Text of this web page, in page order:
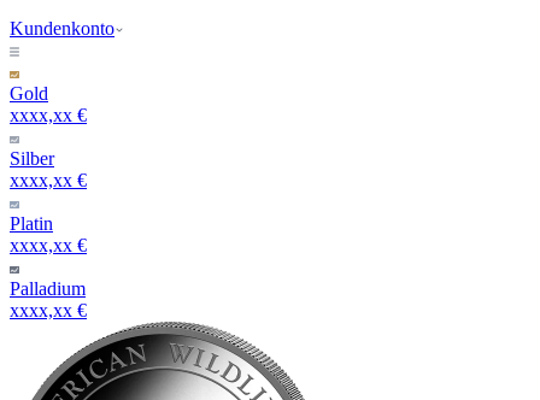
Kundenkonto
Gold
xxxx,xx €
Silber
xxxx,xx €
Platin
xxxx,xx €
Palladium
xxxx,xx €